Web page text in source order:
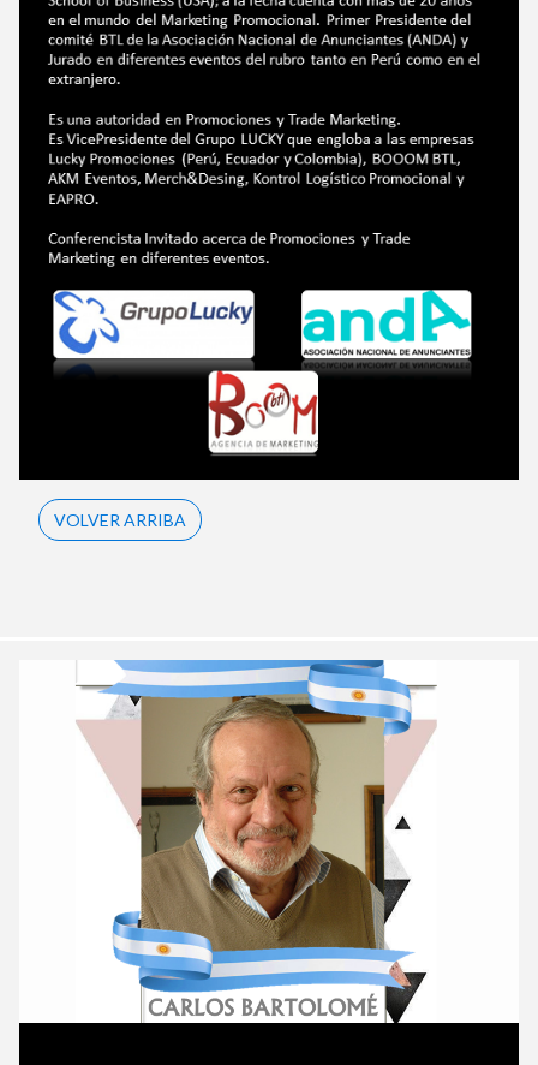
VOLVER ARRIBA